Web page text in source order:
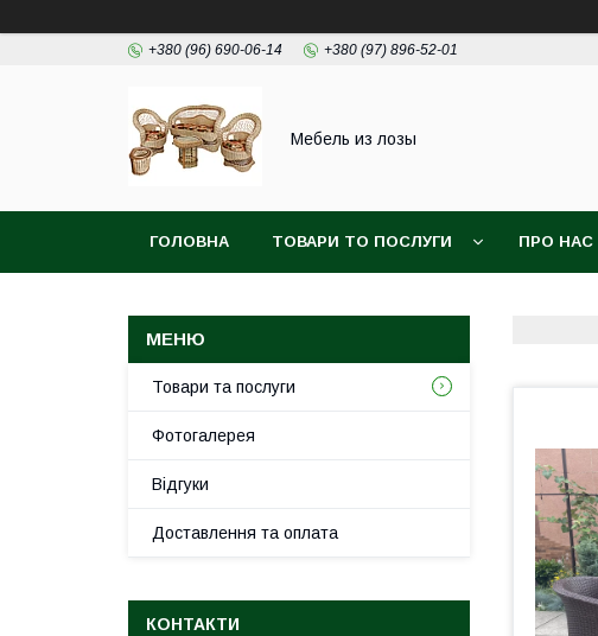
+380 (96) 690-06-14 +380 (97) 896-52-01
Мебель из лозы
ГОЛОВНА ТОВАРИ ТО ПОСЛУГИ ПРО НАС
Товари та послуги
Фотогалерея
Відгуки
Доставлення та оплата
КОНТАКТИ